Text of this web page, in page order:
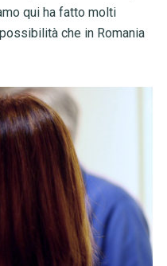
qui ha fatto molti
che in Romania